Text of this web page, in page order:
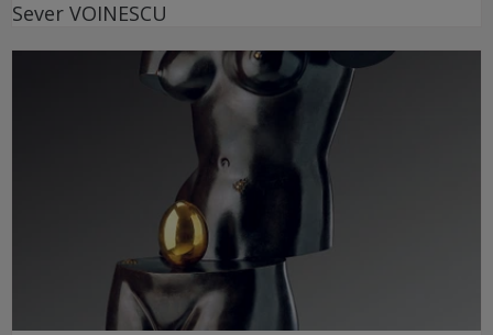
Sever VOINESCU